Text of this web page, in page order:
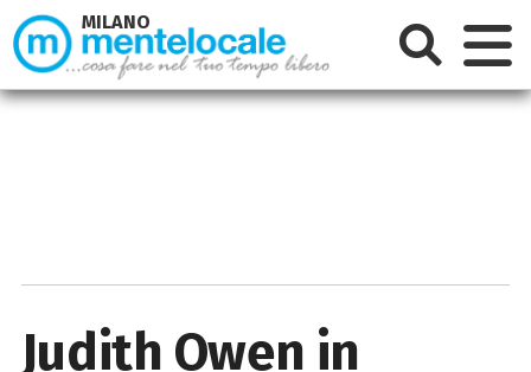
Judith Owen in
MILANO